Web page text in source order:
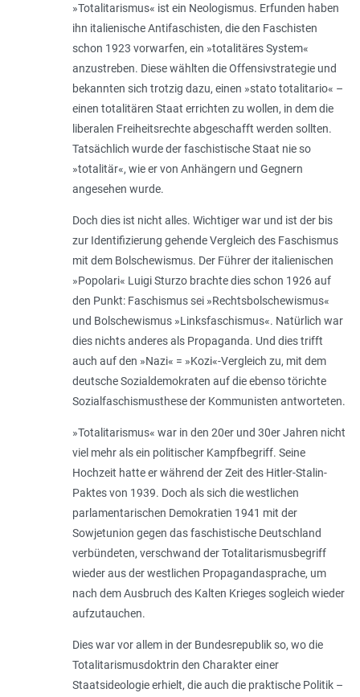
»Totalitarismus« ist ein Neologismus. Erfunden haben
ihn italienische Antifaschisten, die den Faschisten
schon 1923 vorwarfen, ein »totalitäres System«
anzustreben. Diese wählten die Offensivstrategie und
bekannten sich trotzig dazu, einen »stato totalitario« –
einen totalitären Staat errichten zu wollen, in dem die
liberalen Freiheitsrechte abgeschafft werden sollten.
Tatsächlich wurde der faschistische Staat nie so
»totalitär«, wie er von Anhängern und Gegnern
angesehen wurde.
Doch dies ist nicht alles. Wichtiger war und ist der bis
zur Identifizierung gehende Vergleich des Faschismus
mit dem Bolschewismus. Der Führer der italienischen
»Popolari« Luigi Sturzo brachte dies schon 1926 auf
den Punkt: Faschismus sei »Rechtsbolschewismus«
und Bolschewismus »Linksfaschismus«. Natürlich war
dies nichts anderes als Propaganda. Und dies trifft
auch auf den »Nazi« = »Kozi«-Vergleich zu, mit dem
deutsche Sozialdemokraten auf die ebenso törichte
Sozialfaschismusthese der Kommunisten antworteten.
»Totalitarismus« war in den 20er und 30er Jahren nicht
viel mehr als ein politischer Kampfbegriff. Seine
Hochzeit hatte er während der Zeit des Hitler-Stalin-
Paktes von 1939. Doch als sich die westlichen
parlamentarischen Demokratien 1941 mit der
Sowjetunion gegen das faschistische Deutschland
verbündeten, verschwand der Totalitarismusbegriff
wieder aus der westlichen Propagandasprache, um
nach dem Ausbruch des Kalten Krieges sogleich wieder
aufzutauchen.
Dies war vor allem in der Bundesrepublik so, wo die
Totalitarismusdoktrin den Charakter einer
Staatsideologie erhielt, die auch die praktische Politik –